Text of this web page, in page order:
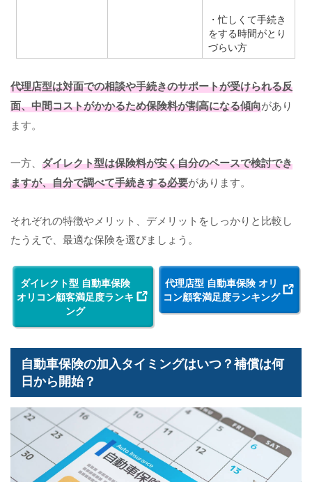
・忙しくて手続き
をする時間がとり
づらい方
代理店型は対面での相談や手続きのサポートが受けられる反
面、中間コストがかかるため保険料が割高になる傾向があり
ます。
一方、 ダイレクト型は保険料が安く自分のペースで検討でき
ますが、自分で調べて手続きする必要があります。
それぞれの特徴やメリット、デメリットをしっかりと比較し
たうえで、最適な保険を選びましょう。
ダイレクト型 自動車保険
オリコン顧客満足度ランキ
ング
代理店型 自動車保険 オリ
コン顧客満足度ランキング
自動車保険の加入タイミングはいつ？補償は何
日から開始？